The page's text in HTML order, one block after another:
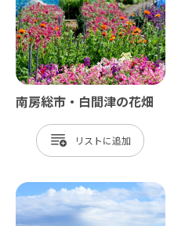
南房総市・白間津の花畑
リスト